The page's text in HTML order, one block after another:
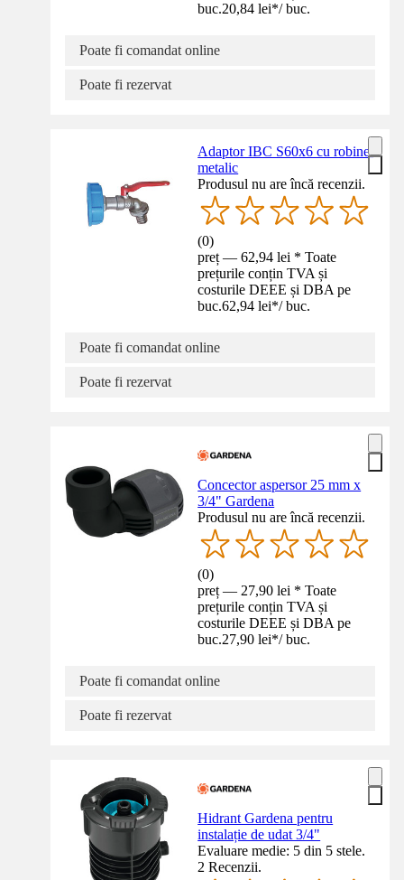
buc.20,84 lei*/ buc.
Poate fi comandat online
Poate fi rezervat
Adaptor IBC S60x6 cu robinet
metalic
Produsul nu are încă recenzii.
(0)
preț — 62,94 lei * Toate
prețurile conțin TVA și
costurile DEEE și DBA pe
buc.62,94 lei*/ buc.
Poate fi comandat online
Poate fi rezervat
Concector aspersor 25 mm x
3/4" Gardena
Produsul nu are încă recenzii.
(0)
preț — 27,90 lei * Toate
prețurile conțin TVA și
costurile DEEE și DBA pe
buc.27,90 lei*/ buc.
Poate fi comandat online
Poate fi rezervat
Hidrant Gardena pentru
instalație de udat 3/4"
Evaluare medie: 5 din 5 stele.
2 Recenzii.